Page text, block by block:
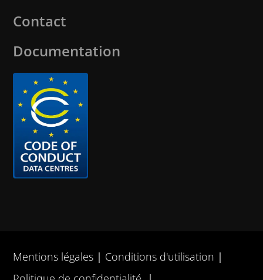
Contact
Documentation
Mentions légales
Conditions d'utilisation